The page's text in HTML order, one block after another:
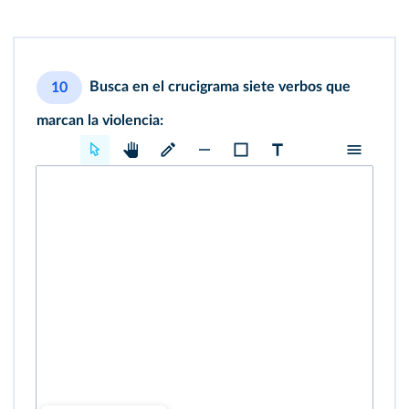
10 Busca en el crucigrama siete verbos que
marcan la violencia: